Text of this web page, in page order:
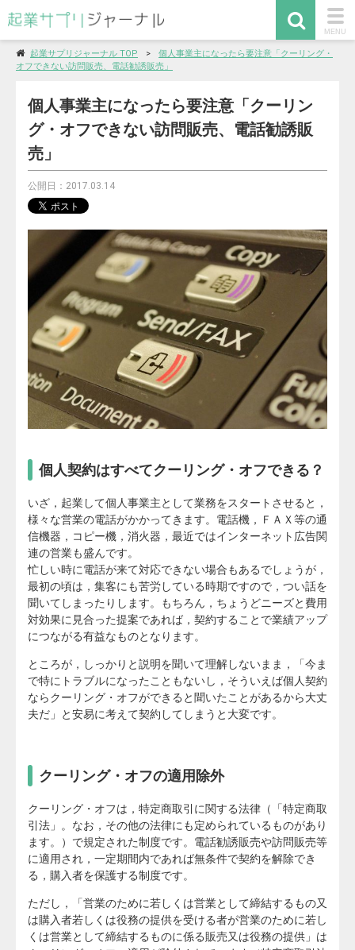
MENU
起業サプリジャーナル TOP
個人事業主になったら要注意「クーリング・
オフできない訪問販売、電話勧誘販売」
個人事業主になったら要注意「クーリン
グ・オフできない訪問販売、電話勧誘販
売」
公開日：2017.03.14
個人契約はすべてクーリング・オフできる？
いざ，起業して個人事業主として業務をスタートさせると，
様々な営業の電話がかかってきます。電話機，ＦＡＸ等の通
信機器，コピー機，消火器，最近ではインターネット広告関
連の営業も盛んです。
忙しい時に電話が来て対応できない場合もあるでしょうが，
最初の頃は，集客にも苦労している時期ですので，つい話を
聞いてしまったりします。もちろん，ちょうどニーズと費用
対効果に見合った提案であれば，契約することで業績アップ
につながる有益なものとなります。
ところが，しっかりと説明を聞いて理解しないまま，「今ま
で特にトラブルになったこともないし，そういえば個人契約
ならクーリング・オフができると聞いたことがあるから大丈
夫だ」と安易に考えて契約してしまうと大変です。
クーリング・オフの適用除外
クーリング・オフは，特定商取引に関する法律（「特定商取
引法」。なお，その他の法律にも定められているものがあり
ます。）で規定された制度です。電話勧誘販売や訪問販売等
に適用され，一定期間内であれば無条件で契約を解除でき
る，購入者を保護する制度です。
ただし，「営業のために若しくは営業として締結するもの又
は購入者若しくは役務の提供を受ける者が営業のために若し
くは営業として締結するものに係る販売又は役務の提供」は